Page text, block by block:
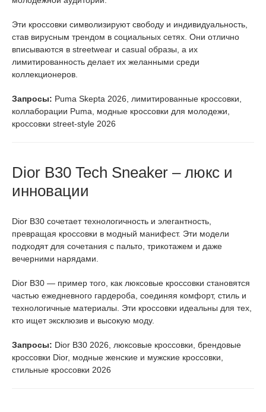
Эти кроссовки символизируют свободу и индивидуальность,
став вирусным трендом в социальных сетях. Они отлично
вписываются в streetwear и casual образы, а их
лимитированность делает их желанными среди
коллекционеров.
Запросы: Puma Skepta 2026, лимитированные кроссовки,
коллаборации Puma, модные кроссовки для молодежи,
кроссовки street-style 2026
Dior B30 Tech Sneaker – люкс и
инновации
Dior B30 сочетает технологичность и элегантность,
превращая кроссовки в модный манифест. Эти модели
подходят для сочетания с пальто, трикотажем и даже
вечерними нарядами.
Dior B30 — пример того, как люксовые кроссовки становятся
частью ежедневного гардероба, соединяя комфорт, стиль и
технологичные материалы. Эти кроссовки идеальны для тех,
кто ищет эксклюзив и высокую моду.
Запросы: Dior B30 2026, люксовые кроссовки, брендовые
кроссовки Dior, модные женские и мужские кроссовки,
стильные кроссовки 2026